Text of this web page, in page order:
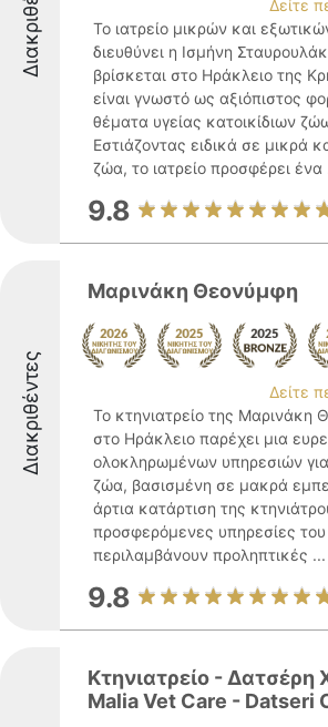
Δείτε
Το ιατρείο μικρών και
διευθύνει η Ισμήνη
βρίσκεται στο Ηράκλειο της
είναι γνωστό ως αξιόπιστος
θέματα υγείας κατοικίδιων
Εστιάζοντας ειδικά σε μικρά
ζώα, το ιατρείο προσφέρει ένα
9.8
Διακριθέντες
Μαρινάκη Θεονύμφη
Δείτε
Το κτηνιατρείο της Μαρινάκη
στο Ηράκλειο παρέχει μια
ολοκληρωμένων υπηρεσιών για
ζώα, βασισμένη σε μακρά
άρτια κατάρτιση της
προσφερόμενες υπηρεσίες
περιλαμβάνουν προληπτικές ...
9.8
Κτηνιατρείο - Δατσέρη
Malia Vet Care - Datseri